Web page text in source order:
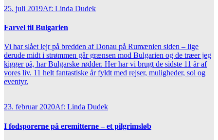
25. juli 2019Af: Linda Dudek
Farvel til Bulgarien
Vi har slået lejr på bredden af Donau på Rumænien siden – lige
derude midt i strømmen går grænsen mod Bulgarien og de træer jeg
kigger på, har Bulgarske rødder. Her har vi brugt de sidste 11 år af
vores liv. 11 helt fantastiske år fyldt med rejser, muligheder, sol og
eventyr.
23. februar 2020Af: Linda Dudek
I fodsporerne på eremitterne – et pilgrimsløb